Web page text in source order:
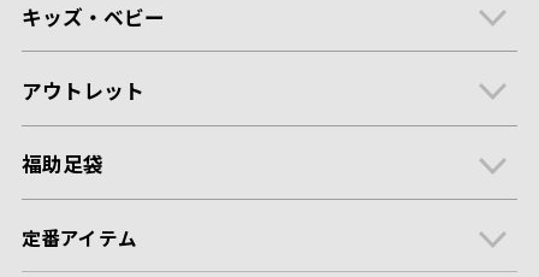
キッズ・ベビー
アウトレット
福助足袋
定番アイテム